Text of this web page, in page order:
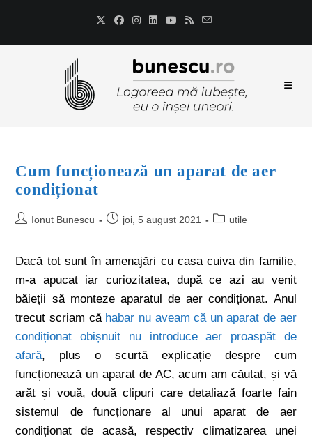
Cum funcționează un aparat de aer
condiționat
Ionut Bunescu joi, 5 august 2021 utile
Dacă tot sunt în amenajări cu casa cuiva din familie,
m-a apucat iar curiozitatea, după ce azi au venit
băieții să monteze aparatul de aer condiționat. Anul
trecut scriam că habar nu aveam că un aparat de aer
condiționat obișnuit nu introduce aer proaspăt de
afară, plus o scurtă explicație despre cum
funcționează un aparat de AC, acum am căutat, și vă
arăt și vouă, două clipuri care detaliază foarte fain
sistemul de funcționare al unui aparat de aer
condiționat de acasă, respectiv climatizarea unei